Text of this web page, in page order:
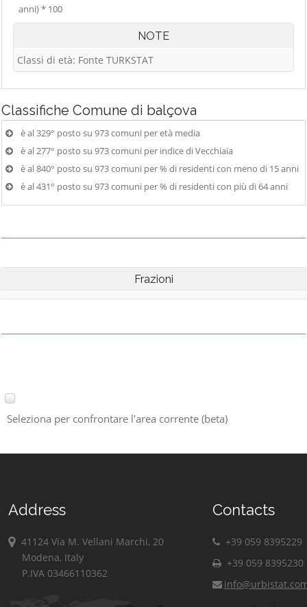
anni) * 100
NOTE
Classi di età: Fonte TURKSTAT
Classifiche Comune di balçova
è al 329° posto su 973 comuni per età media
è al 277° posto su 973 comuni per indice di Vecchiaia
è al 840° posto su 973 comuni per % di residenti con meno di 15 anni
è al 431° posto su 973 comuni per % di residenti con più di 64 anni
Frazioni
Seleziona per confrontare l'area corrente (beta)
Address
41124 Via M. Vellani Marchi, 20
Modena, Italy
P.IVA 03466110362
Contacts
+39 059 8395229
+39 059 8395230